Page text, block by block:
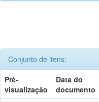
Conjunto de itens:
Pré-
visualização
Data do
documento